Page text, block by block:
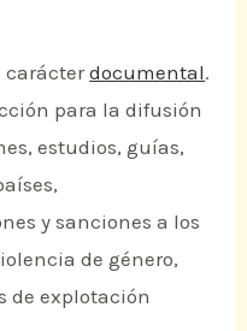
carácterdocumental.
para la difusión
estudios, guías,
y sanciones a los
de género,
de explotación